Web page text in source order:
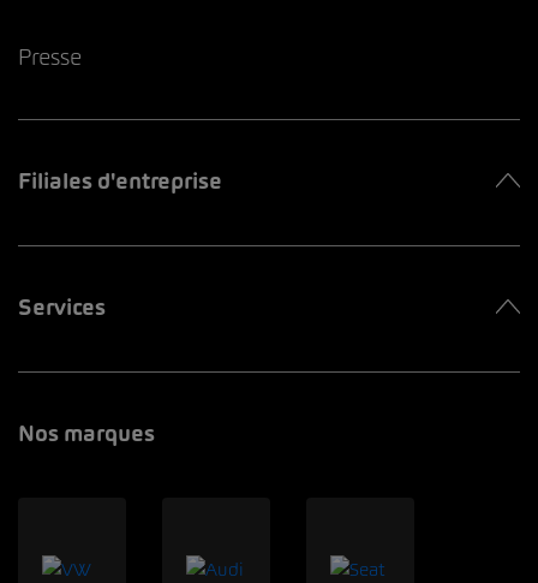
Presse
Filiales d'entreprise
Services
Nos marques